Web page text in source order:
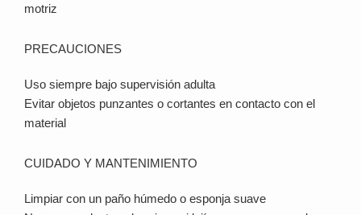
motriz
PRECAUCIONES
Uso siempre bajo supervisión adulta
Evitar objetos punzantes o cortantes en contacto con el
material
CUIDADO Y MANTENIMIENTO
Limpiar con un paño húmedo o esponja suave